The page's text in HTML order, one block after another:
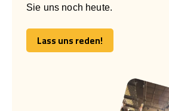
Sie uns noch heute.
Lass uns reden!
Lass uns reden!